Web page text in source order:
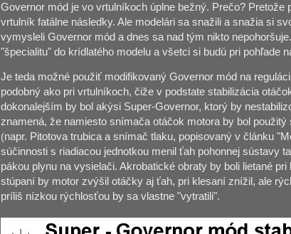
Governor mód je vo vrtulníkoch úplne bežný. Prečo?
vrtulník fatálne následky. Ale modelári sa snažili a snažia si
vymysleli Governor mód a dnes sa nad tým nikto
"špecialitu" do krídlatého modelu a všetci si budú pri pohľade
Je teda možné použiť modifikovaný Governor mód na
podobný ako pri vrtulníkoch, čiže v podstate stabilizácia
dokonalejším by bol akýsi Super-Governor, ktorý by
znamená, že namiesto snímača otáčok motora by bol
(napr. Pitotova trubica a snímač tlaku, popisovaný v článku
súčinnosti s riadiacou jednotkou menil ťah pohonnej sústavy
pákou plynu na vysielači. Akrobatické obraty by boli lietané
stúpaní by motor zvýšil otáčky aj ťah, pri klesaní znížil, ale
príliš nízkou rýchlosťou by sa vlastne "vytratili".